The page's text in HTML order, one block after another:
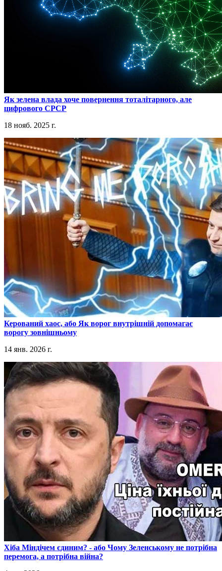
​Як зелена влада хоче повернення тоталітарного, але
цифрового СРСР
18 нояб. 2025 г.
​Керований хаос, або Як ворог внутрішній допомагає
ворогу зовнішньому
14 янв. 2026 г.
​Хіба Міндічем єдиним? - або Чому Зеленському не потрібна
перемога, а потрібна війна?